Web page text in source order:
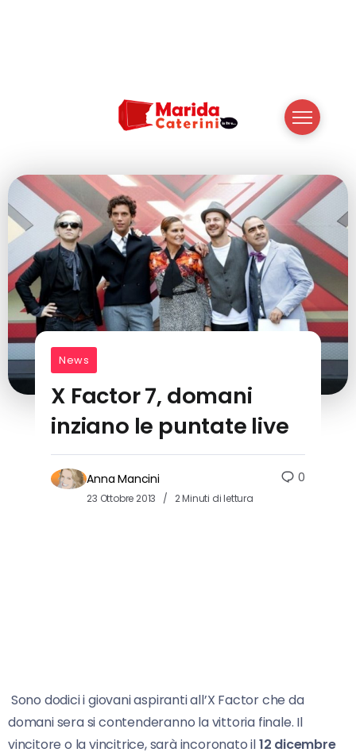
News
X Factor 7, domani
inziano le puntate live
Anna Mancini
23 Ottobre 2013 2 Minuti di lettura
0
Sono dodici i giovani aspiranti all’X Factor che da
domani sera si contenderanno la vittoria finale. Il
vincitore o la vincitrice, sarà incoronato il12 dicembre